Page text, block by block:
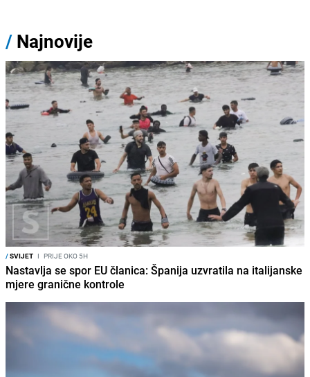
/ Najnovije
/SVIJET I PRIJE OKO 5H
Nastavlja se spor EU članica: Španija uzvratila na italijanske
mjere granične kontrole